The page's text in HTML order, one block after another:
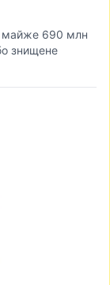
майже 690 млн
знищене